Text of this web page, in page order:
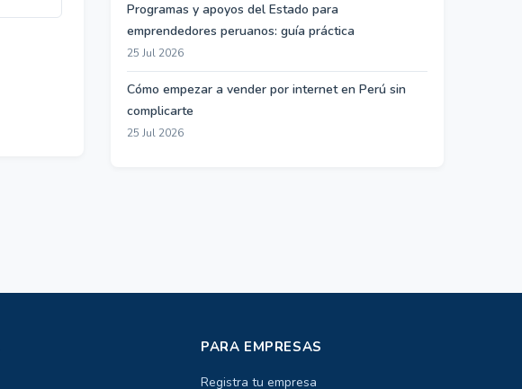
Programas y apoyos del Estado para
emprendedores peruanos: guía práctica
25 Jul 2026
Cómo empezar a vender por internet en Perú sin
complicarte
25 Jul 2026
PARA EMPRESAS
Registra tu empresa